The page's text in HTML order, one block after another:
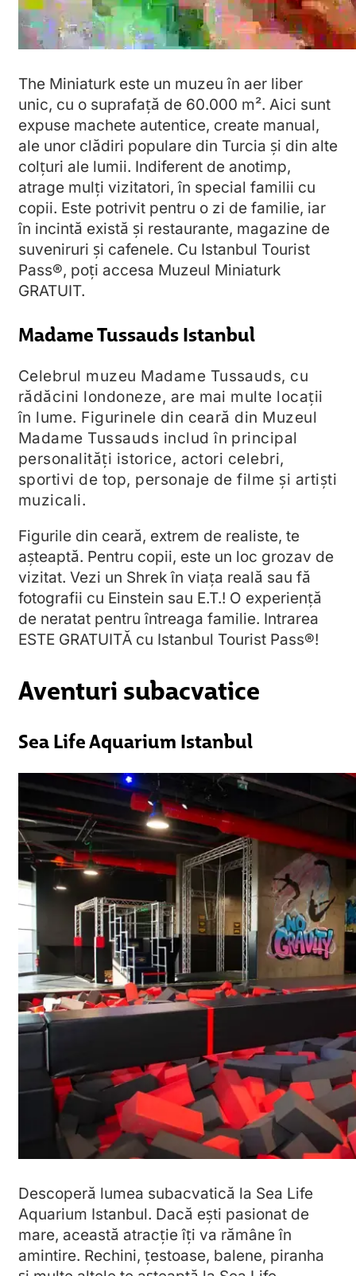
The Miniaturk este un muzeu în aer liber
unic, cu o suprafață de 60.000 m². Aici sunt
expuse machete autentice, create manual,
ale unor clădiri populare din Turcia și din alte
colțuri ale lumii. Indiferent de anotimp,
atrage mulți vizitatori, în special familii cu
copii. Este potrivit pentru o zi de familie, iar
în incintă există și restaurante, magazine de
suveniruri și cafenele. Cu Istanbul Tourist
Pass®, poți accesa Muzeul Miniaturk
GRATUIT.
Madame Tussauds Istanbul
Celebrul muzeu Madame Tussauds, cu
rădăcini londoneze, are mai multe locații
în lume. Figurinele din ceară din Muzeul
Madame Tussauds includ în principal
personalități istorice, actori celebri,
sportivi de top, personaje de filme și artişti
muzicali.
Figurile din ceară, extrem de realiste, te
așteaptă. Pentru copii, este un loc grozav de
vizitat. Vezi un Shrek în viața reală sau fă
fotografii cu Einstein sau E.T.! O experiență
de neratat pentru întreaga familie. Intrarea
ESTE GRATUITĂ cu Istanbul Tourist Pass®!
Aventuri subacvatice
Sea Life Aquarium Istanbul
Descoperă lumea subacvatică la Sea Life
Aquarium Istanbul. Dacă ești pasionat de
mare, această atracție îți va rămâne în
amintire. Rechini, țestoase, balene, piranha